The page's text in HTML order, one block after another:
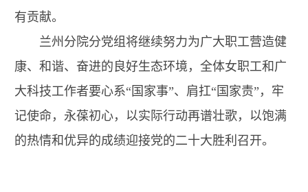
有贡献。
兰州分院分党组将继续努力为广大职工营造健
康、和谐、奋进的良好生态环境，全体女职工和广
大科技工作者要心系“国家事”、肩扛“国家责”，牢
记使命，永葆初心，以实际行动再谱壮歌，以饱满
的热情和优异的成绩迎接党的二十大胜利召开。